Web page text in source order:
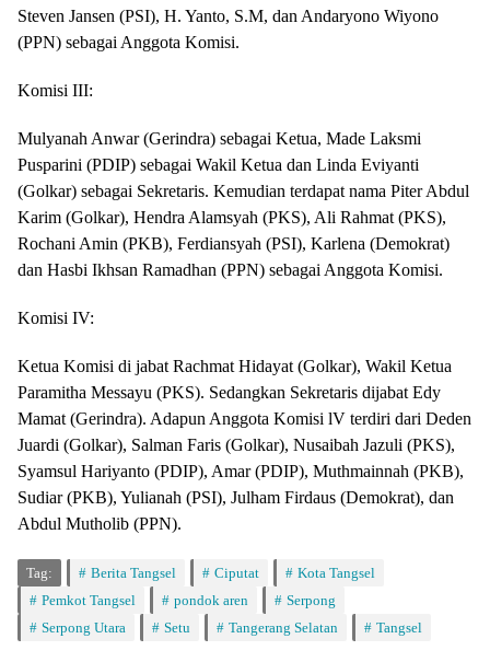
Steven Jansen (PSI), H. Yanto, S.M, dan Andaryono Wiyono
(PPN) sebagai Anggota Komisi.
Komisi III:
Mulyanah Anwar (Gerindra) sebagai Ketua, Made Laksmi
Pusparini (PDIP) sebagai Wakil Ketua dan Linda Eviyanti
(Golkar) sebagai Sekretaris. Kemudian terdapat nama Piter Abdul
Karim (Golkar), Hendra Alamsyah (PKS), Ali Rahmat (PKS),
Rochani Amin (PKB), Ferdiansyah (PSI), Karlena (Demokrat)
dan Hasbi Ikhsan Ramadhan (PPN) sebagai Anggota Komisi.
Komisi IV:
Ketua Komisi di jabat Rachmat Hidayat (Golkar), Wakil Ketua
Paramitha Messayu (PKS). Sedangkan Sekretaris dijabat Edy
Mamat (Gerindra). Adapun Anggota Komisi lV terdiri dari Deden
Juardi (Golkar), Salman Faris (Golkar), Nusaibah Jazuli (PKS),
Syamsul Hariyanto (PDIP), Amar (PDIP), Muthmainnah (PKB),
Sudiar (PKB), Yulianah (PSI), Julham Firdaus (Demokrat), dan
Abdul Mutholib (PPN).
Tag: Berita Tangsel Ciputat
Kota Tangsel
Pemkot Tangsel
pondok aren
Serpong
Serpong Utara
Setu Tangerang Selatan Tangsel